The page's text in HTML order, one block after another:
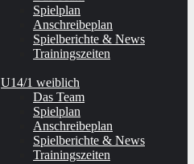
Spielplan
Anschreibeplan
Spielberichte & News
Trainingszeiten
U14/1 weiblich
Das Team
Spielplan
Anschreibeplan
Spielberichte & News
Trainingszeiten